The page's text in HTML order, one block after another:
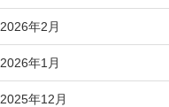
2026年2月
2026年1月
2025年12月